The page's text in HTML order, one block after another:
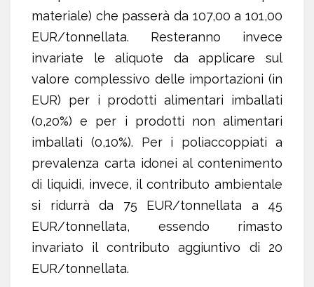
materiale) che passerà da 107,00 a 101,00
EUR/tonnellata. Resteranno invece
invariate le aliquote da applicare sul
valore complessivo delle importazioni (in
EUR) per i prodotti alimentari imballati
(0,20%) e per i prodotti non alimentari
imballati (0,10%). Per i poliaccoppiati a
prevalenza carta idonei al contenimento
di liquidi, invece, il contributo ambientale
si ridurrà da 75 EUR/tonnellata a 45
EUR/tonnellata, essendo rimasto
invariato il contributo aggiuntivo di 20
EUR/tonnellata.